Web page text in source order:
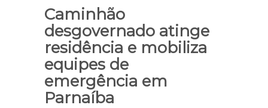
Caminhão
desgovernado atinge
residência e mobiliza
equipes de
emergência em
Parnaíba